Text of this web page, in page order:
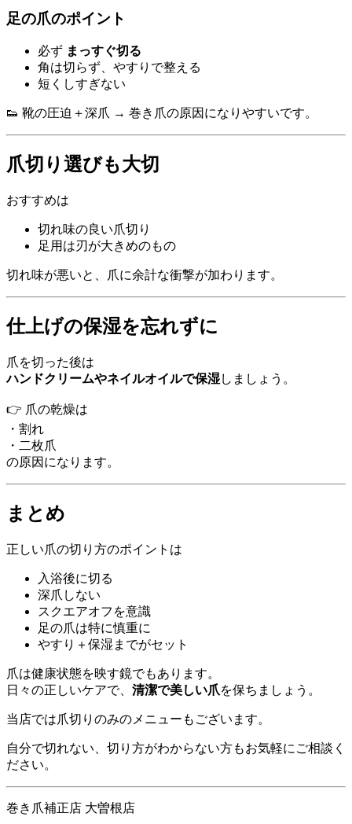
足の爪のポイント
必ず まっすぐ切る
角は切らず、やすりで整える
短くしすぎない
👟 靴の圧迫＋深爪 → 巻き爪の原因になりやすいです。
爪切り選びも大切
おすすめは
切れ味の良い爪切り
足用は刃が大きめのもの
切れ味が悪いと、爪に余計な衝撃が加わります。
仕上げの保湿を忘れずに
爪を切った後は
ハンドクリームやネイルオイルで保湿しましょう。
👉 爪の乾燥は
・割れ
・二枚爪
の原因になります。
まとめ
正しい爪の切り方のポイントは
入浴後に切る
深爪しない
スクエアオフを意識
足の爪は特に慎重に
やすり＋保湿までがセット
爪は健康状態を映す鏡でもあります。
日々の正しいケアで、 清潔で美しい爪を保ちましょう。
当店では爪切りのみのメニューもございます。
自分で切れない、切り方がわからない方もお気軽にご相談く
ださい。
巻き爪補正店 大曽根店